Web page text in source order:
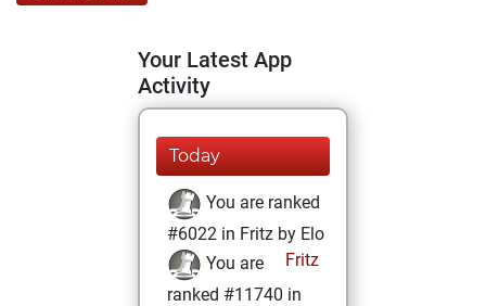
Your Latest App
Activity
Today
You are ranked
#6022 in Fritz by Elo
Fritz
You are
ranked #11740 in